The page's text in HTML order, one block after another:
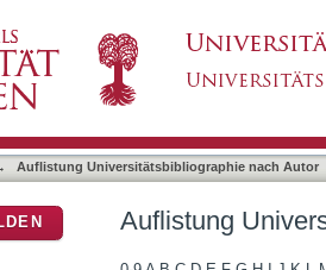
Auflistung Universitätsbibliographie nach Autor
Auflistung